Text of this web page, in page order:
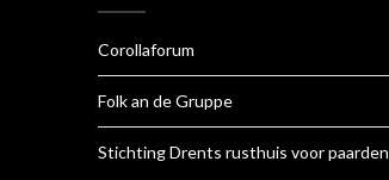
Corollaforum
Folk an de Gruppe
Stichting Drents rusthuis voor paarden